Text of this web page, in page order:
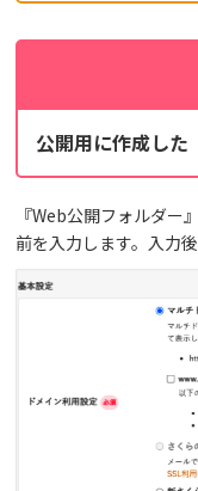
公開用に作成した
『Web公開フォルダー
前を入力します。入力